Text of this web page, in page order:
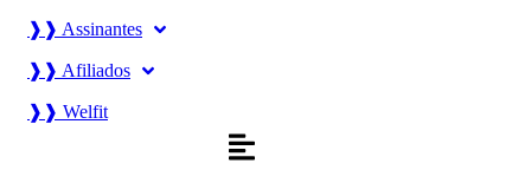
❱❱ Assinantes
❱❱ Afiliados
❱❱ Welfit